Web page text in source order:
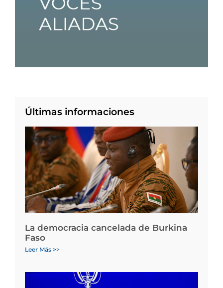
Últimas informaciones
La democracia cancelada de Burkina
Faso
Leer Más >>